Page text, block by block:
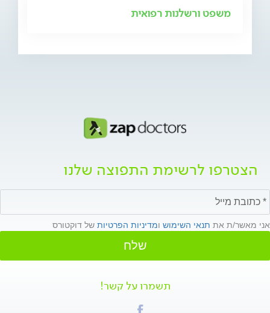
משפט ורשלנות רפואית
הצטרפו לרשימת התפוצה שלנו
אני מאשר/ת את תנאי השימוש ומדיניות הפרטיות של דוקטורס
שלח
תשמרו על קשר!